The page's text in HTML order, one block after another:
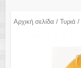
Αρχική σελίδα / Τυριά /